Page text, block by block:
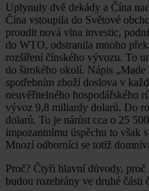
Uplynuly dvě dekády a Čína
Čína vstoupila do Světové
proudit nová vlna investic,
do WTO, odstranila mnoho
rozšíření čínského vývozu. To
do širokého okolí. Nápis
spotřebním zboží doslova v
neuvěřitelného hospodářského
vývoz 9,8 miliardy dolarů. Do
dolarů. To je nárůst cca o 25
impozantnímu úspěchu to však
Mnozí odborníci se totiž
Proč? Čtyři hlavní důvody,
budou rozebrány ve druhé části